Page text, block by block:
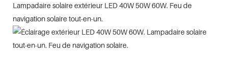
Lampadaire solaire extérieur LED 40W 50W 60W. Feu de
navigation solaire tout-en-un.